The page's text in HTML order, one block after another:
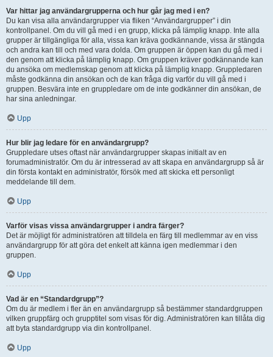
Var hittar jag användargrupperna och hur går jag med i en?
Du kan visa alla användargrupper via fliken “Användargrupper” i din
kontrollpanel. Om du vill gå med i en grupp, klicka på lämplig knapp. Inte alla
grupper är tillgängliga för alla, vissa kan kräva godkännande, vissa är stängda
och andra kan till och med vara dolda. Om gruppen är öppen kan du gå med i
den genom att klicka på lämplig knapp. Om gruppen kräver godkännande kan
du ansöka om medlemskap genom att klicka på lämplig knapp. Gruppledaren
måste godkänna din ansökan och de kan fråga dig varför du vill gå med i
gruppen. Besvära inte en gruppledare om de inte godkänner din ansökan, de
har sina anledningar.
Upp
Hur blir jag ledare för en användargrupp?
Gruppledare utses oftast när användargrupper skapas initialt av en
forumadministratör. Om du är intresserad av att skapa en användargrupp så är
din första kontakt en administratör, försök med att skicka ett personligt
meddelande till dem.
Upp
Varför visas vissa användargrupper i andra färger?
Det är möjligt för administratören att tilldela en färg till medlemmar av en viss
användargrupp för att göra det enkelt att känna igen medlemmar i den
gruppen.
Upp
Vad är en “Standardgrupp”?
Om du är medlem i fler än en användargrupp så bestämmer standardgruppen
vilken gruppfärg och grupptitel som visas för dig. Administratören kan tillåta dig
att byta standardgrupp via din kontrollpanel.
Upp